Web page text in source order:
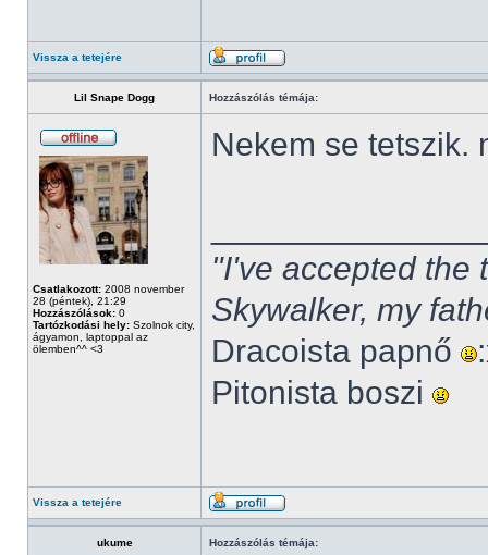
Vissza a tetejére
Lil Snape Dogg Hozzászólás témája:
Csatlakozott: 2008 november
28 (péntek), 21:29
Hozzászólások: 0
Tartózkodási hely: Szolnok city,
ágyamon, laptoppal az
ölemben^^ <3
Nekem se tetszik.
"I've accepted the
Skywalker, my
Dracoista papnő
Pitonista boszi
Vissza a tetejére
ukume Hozzászólás témája: